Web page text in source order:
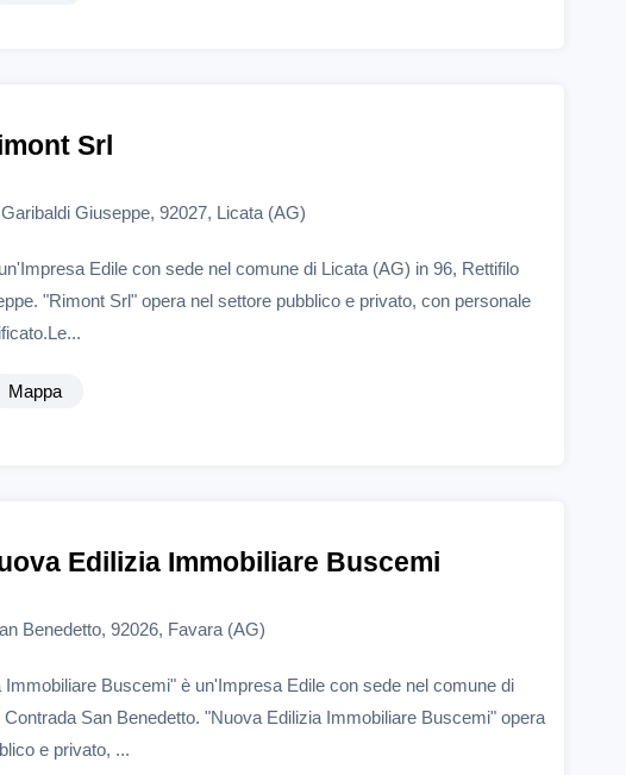
Srl
Giuseppe, 92027, Licata (AG)
Edile con sede nel comune di Licata (AG) in 96, Rettifilo
"Rimont Srl" opera nel settore pubblico e privato, con personale
Mappa
Edilizia Immobiliare Buscemi
Benedetto, 92026, Favara (AG)
Immobiliare Buscemi" è un'Impresa Edile con sede nel comune di
San Benedetto. "Nuova Edilizia Immobiliare Buscemi" opera
e privato, ...